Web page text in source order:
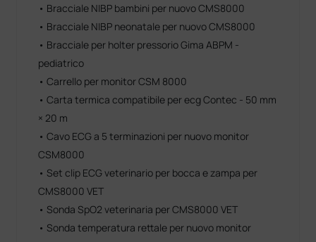
• Bracciale NIBP bambini per nuovo CMS8000
• Bracciale NIBP neonatale per nuovo CMS8000
• Bracciale per holter pressorio Gima ABPM -
pediatrico
• Carrello per monitor CSM 8000
• Carta termica compatibile per ecg Contec - 50 mm
× 20 m
• Cavo ECG a 5 terminazioni per nuovo monitor
CSM8000
• Set clip ECG veterinario per bocca e zampa per
CMS8000 VET
• Sonda SpO2 veterinaria per CMS8000 VET
• Sonda temperatura rettale per nuovo monitor